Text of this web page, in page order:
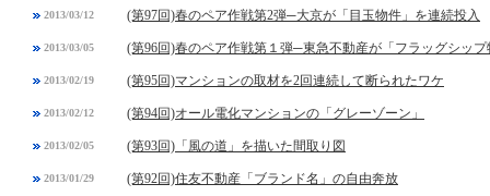
2013/03/12 (第97回)春のペア作戦第2弾─大京が「目玉物件」を連続投入
2013/03/05 (第96回)春のペア作戦第１弾─東急不動産が「フラッグシッ
2013/02/19 (第95回)マンションの取材を2回連続して断られたワケ
2013/02/12 (第94回)オール電化マンションの「グレーゾーン」
2013/02/05 (第93回)「風の道」を描いた間取り図
2013/01/29 (第92回)住友不動産「ブランド名」の自由奔放